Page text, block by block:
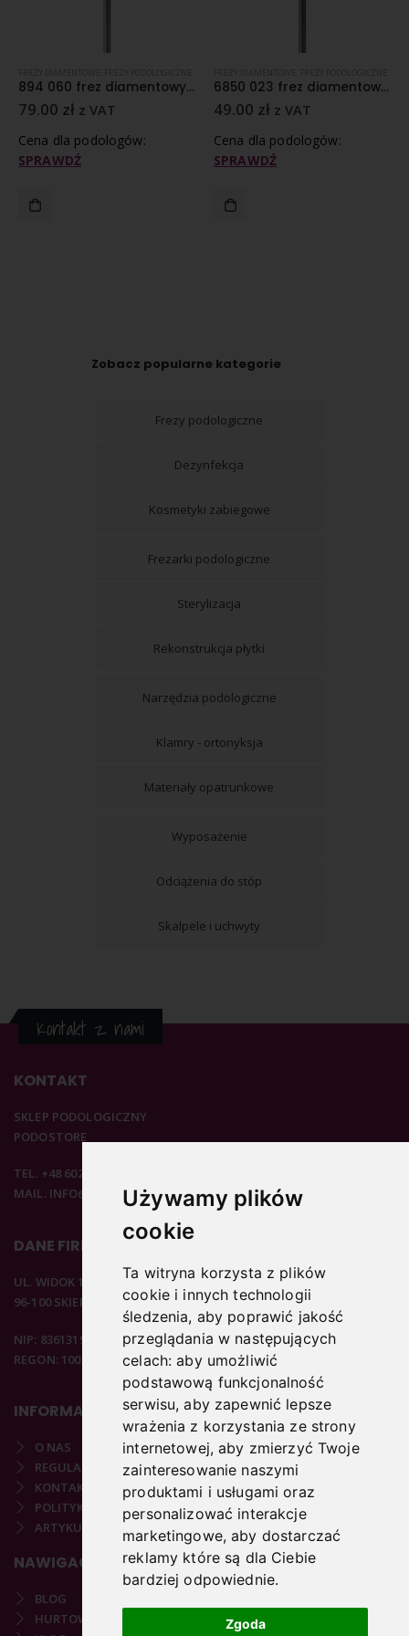
Używamy plików
cookie
Ta witryna korzysta z plików
cookie i innych technologii
śledzenia, aby poprawić jakość
przeglądania w następujących
celach:aby umożliwić
podstawową funkcjonalność
serwisu,aby zapewnić lepsze
wrażenia z korzystania ze strony
internetowej,aby zmierzyć Twoje
zainteresowanie naszymi
produktami i usługami oraz
personalizować interakcje
marketingowe,aby dostarczać
reklamy które są dla Ciebie
bardziej odpowiednie.
Zgoda
894 060 frez diamentowy średnioziarnisty nasyp
79.00 zł z VAT
Cena dla podologów:
SPRAWDŹ
6850 023 frez diamentowy gruboziarnisty nasyp
49.00 zł z VAT
Cena dla podologów:
SPRAWDŹ
Zobacz popularne kategorie
Frezy podologiczne
Dezynfekcja
Kosmetyki zabiegowe
Frezarki podologiczne
Sterylizacja
Rekonstrukcja płytki
Narzędzia podologiczne
Klamry - ortonyksja
Materiały opatrunkowe
Wyposażenie
Odciążenia do stóp
Skalpele i uchwyty
Kontakt z nami
KONTAKT
SKLEP PODOLOGICZNY
PODOSTORE
TEL. +48 602 537 894
MAIL. INFO@PODOSTORE.PL
DANE FIRMOWE
UL. WIDOK 15B
96-100 SKIERNIEWICE
NIP: 8361319313
REGON: 100297020
INFORMACJE
O NAS
REGULAMIN
KONTAKT
POLITYKA PRYWATNOŚCI
ARTYKUŁY PODOLOGICZNE
NAWIGACJA
BLOG
HURTOWNIA